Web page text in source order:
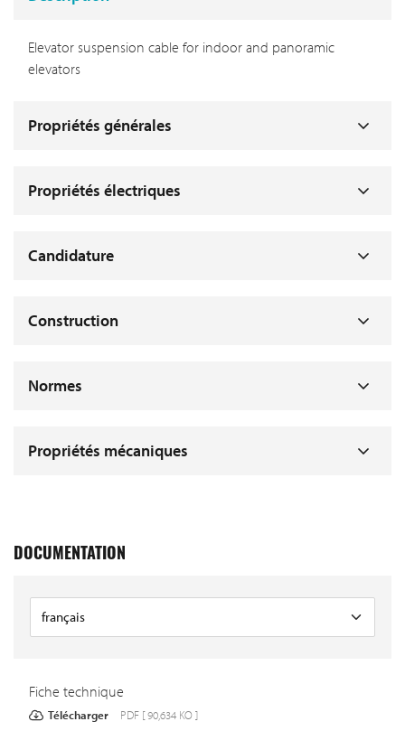
Elevator suspension cable for indoor and panoramic
elevators
Propriétés générales
Propriétés électriques
Candidature
Construction
Normes
Propriétés mécaniques
DOCUMENTATION
Fiche technique
Télécharger PDF [ 90,634 KO ]